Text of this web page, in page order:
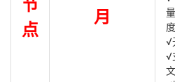
节
点
月
度
√
√